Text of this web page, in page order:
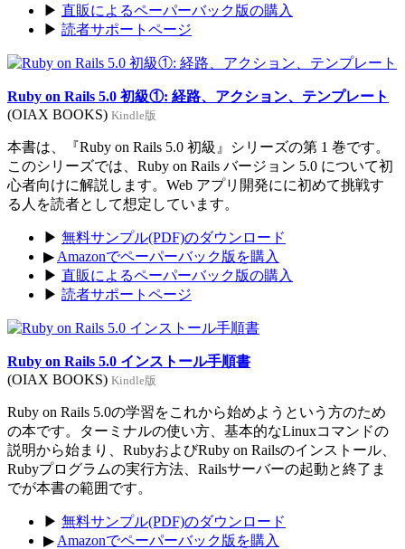
▶ 直販によるペーパーバック版の購入
▶ 読者サポートページ
Ruby on Rails 5.0 初級①: 経路、アクション、テンプレート
(OIAX BOOKS) Kindle版
本書は、『Ruby on Rails 5.0 初級』シリーズの第 1 巻です。
このシリーズでは、Ruby on Rails バージョン 5.0 について初
心者向けに解説します。Web アプリ開発にに初めて挑戦す
る人を読者として想定しています。
▶ 無料サンプル(PDF)のダウンロード
▶ Amazonでペーパーバック版を購入
▶ 直販によるペーパーバック版の購入
▶ 読者サポートページ
Ruby on Rails 5.0 インストール手順書
(OIAX BOOKS) Kindle版
Ruby on Rails 5.0の学習をこれから始めようという方のため
の本です。ターミナルの使い方、基本的なLinuxコマンドの
説明から始まり、RubyおよびRuby on Railsのインストール、
Rubyプログラムの実行方法、Railsサーバーの起動と終了ま
でが本書の範囲です。
▶ 無料サンプル(PDF)のダウンロード
▶ Amazonでペーパーバック版を購入